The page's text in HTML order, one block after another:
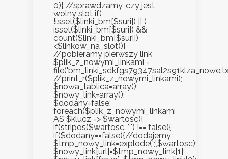
0){ //sprawdzamy, czy jest
wolny slot if(
!isset($linki_bm[$suri]) || (
isset($linki_bm[$suri]) &&
count($linki_bm[$suri])
<$linkow_na_slot)){
//pobieramy pierwszy link
$plik_z_nowymi_linkami =
//print_r($plik_z_nowymi_linkami);
$nowa_tablica=array();
$nowy_link=array();
$dodany=false;
foreach($plik_z_nowymi_linkami
AS $klucz => $wartosc){
if(stripos($wartosc, ';') !== false){
if($dodany==false){//dodajemy
$tmp_nowy_link=explode(';',$wartosc);
$nowy_link[url]=$tmp_nowy_link[1];